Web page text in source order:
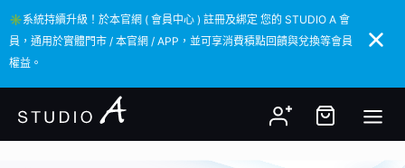
✳️系統持續升級！於本官網 ( 會員中心 ) 註冊及綁定 您的 STUDIO A 會
員，通用於實體門市 / 本官網 / APP，並可享消費積點回饋與兌換等會員
權益。
✳️系統持續升級！於本官網 ( 會員中心 ) 註冊及綁定 您的 STUDIO A 會
員，通用於實體門市 / 本官網 / APP，並可享消費積點回饋與兌換等會員
權益。